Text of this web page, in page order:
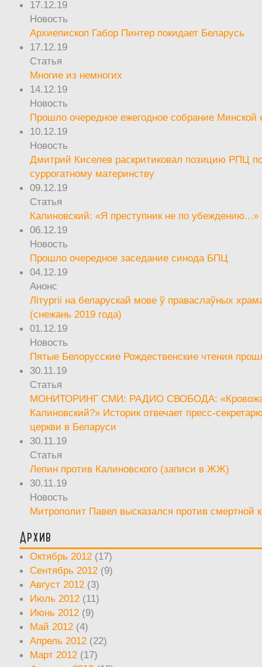
17.12.19
Новость
Архиепископ Габор Пинтер покидает Беларусь
17.12.19
Статья
Многие из немногих
14.12.19
Новость
Прошло очередное ежегодное собрание
10.12.19
Новость
Дмитрий Киселев раскритиковал позицию РПЦ
суррогатному материнству
09.12.19
Статья
Калиновский: «Я преступник не по убеждению...»
06.12.19
Новость
Прошло очередное заседание синода БПЦ
04.12.19
Анонс
Літургіі на беларускай мове ў праваслаўных
(снежань 2019 года)
01.12.19
Новость
Пятые Белорусские Рождественские чтения
30.11.19
Статья
МОНИТОРИНГ СМИ: РАДИО СВОБОДА:
Калиновский?» Историк отвечает пресс-
церкви в Беларуси
30.11.19
Статья
Лепин против Калиновского (записи в ЖЖ)
30.11.19
Новость
Митрополит Павел высказался против смертной
Архив
Октябрь 2012 (17)
Сентябрь 2012 (9)
Август 2012 (3)
Июль 2012 (11)
Июнь 2012 (9)
Май 2012 (4)
Апрель 2012 (22)
Март 2012 (17)